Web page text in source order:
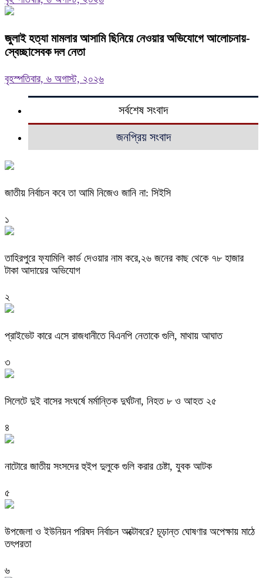
জুলাই হত্যা মামলার আসামি ছিনিয়ে নেওয়ার অভিযোগে আলোচনায়-
স্বেচ্ছাসেবক দল নেতা
বৃহস্পতিবার, ৬ অগাস্ট, ২০২৬
সর্বশেষ সংবাদ
জনপ্রিয় সংবাদ
জাতীয় নির্বাচন কবে তা আমি নিজেও জানি না: সিইসি
১
তাহিরপুরে ফ্যামিলি কার্ড দেওয়ার নাম করে,২৬ জনের কাছ থেকে ৭৮ হাজার
টাকা আদায়ের অভিযোগ
২
প্রাইভেট কারে এসে রাজধানীতে বিএনপি নেতাকে গুলি, মাথায় আঘাত
৩
সিলেটে দুই বাসের সংঘর্ষে মর্মান্তিক দুর্ঘটনা, নিহত ৮ ও আহত ২৫
৪
নাটোরে জাতীয় সংসদের হুইপ দুলুকে গুলি করার চেষ্টা, যুবক আটক
৫
উপজেলা ও ইউনিয়ন পরিষদ নির্বাচন অক্টোবরে? চূড়ান্ত ঘোষণার অপেক্ষায় মাঠে
তৎপরতা
৬